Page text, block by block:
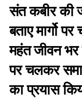
संत कबीर की
बताए मार्गो
महंत जीवन भर
पर चलकर
का प्रयास